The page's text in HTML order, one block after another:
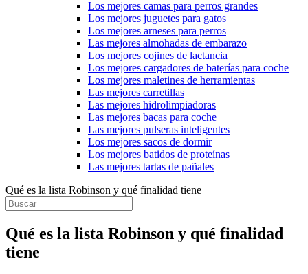
Los mejores camas para perros grandes
Los mejores juguetes para gatos
Los mejores arneses para perros
Las mejores almohadas de embarazo
Los mejores cojines de lactancia
Los mejores cargadores de baterías para coche
Los mejores maletines de herramientas
Las mejores carretillas
Las mejores hidrolimpiadoras
Las mejores bacas para coche
Las mejores pulseras inteligentes
Los mejores sacos de dormir
Los mejores batidos de proteínas
Las mejores tartas de pañales
Qué es la lista Robinson y qué finalidad tiene
Qué es la lista Robinson y qué finalidad
tiene